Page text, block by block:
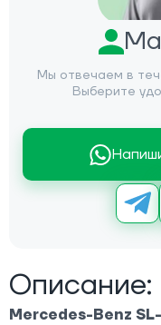
Мы отвечаем в
Выберите
Описание:
Mercedes-Benz